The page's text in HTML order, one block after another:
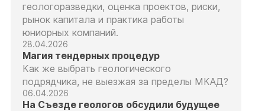
геологоразведки, оценка проектов, риски,
рынок капитала и практика работы
юниорных компаний.
28.04.2026
Магия тендерных процедур
Как же выбрать геологического
подрядчика, не выезжая за пределы МКАД?
06.04.2026
На Съезде геологов обсудили будущее